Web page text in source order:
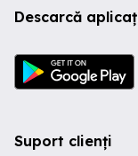
Descarcă
Suport clienți